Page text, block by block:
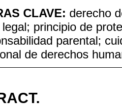
CLAVE: derecho
principio de
parental;
de derechos